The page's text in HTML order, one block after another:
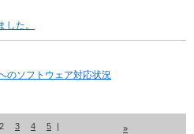
た。
のソフトウェア対応状況
2 3 4 5 | »